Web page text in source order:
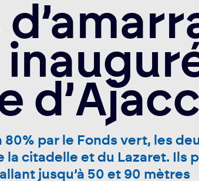
par le Fonds vert, les
la citadelle et du Lazaret. Ils
jusqu’à 50 et 90 mètres